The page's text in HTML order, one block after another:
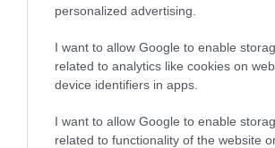
personalized advertising.
I want to allow Google to enable
related to analytics like cookies on
device identifiers in apps.
I want to allow Google to enable
related to functionality of the website